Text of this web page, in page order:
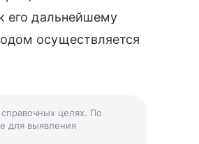
его дальнейшему
осуществляется
целях. По
для выявления